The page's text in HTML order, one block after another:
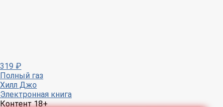
319 ₽
Полный газ
Хилл Джо
Электронная книга
Контент 18+